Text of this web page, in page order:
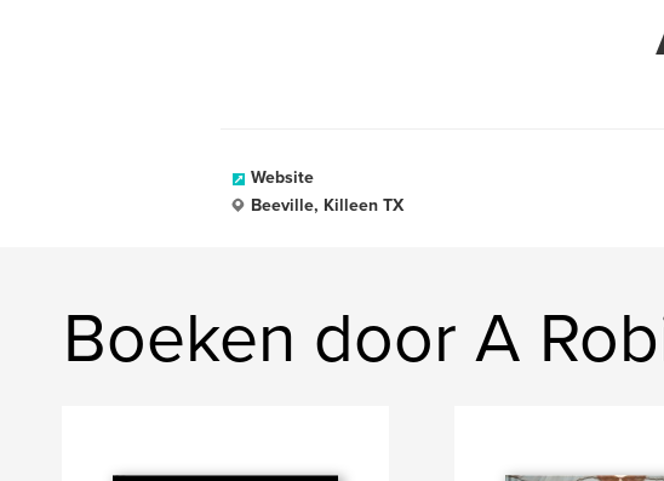
Website
Beeville, Killeen TX
Boeken door A